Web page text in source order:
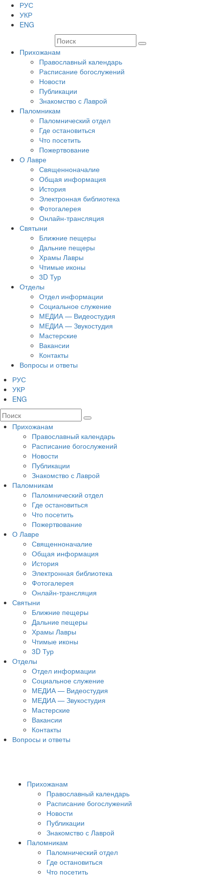
РУС
УКР
ENG
Прихожанам
Православный календарь
Расписание богослужений
Новости
Публикации
Знакомство с Лаврой
Паломникам
Паломнический отдел
Где остановиться
Что посетить
Пожертвование
О Лавре
Священноначалие
Общая информация
История
Электронная библиотека
Фотогалерея
Онлайн-трансляция
Святыни
Ближние пещеры
Дальние пещеры
Храмы Лавры
Чтимые иконы
3D Тур
Отделы
Отдел информации
Социальное служение
МЕДИА — Видеостудия
МЕДИА — Звукостудия
Мастерские
Вакансии
Контакты
Вопросы и ответы
РУС
УКР
ENG
Прихожанам
Православный календарь
Расписание богослужений
Новости
Публикации
Знакомство с Лаврой
Паломникам
Паломнический отдел
Где остановиться
Что посетить
Пожертвование
О Лавре
Священноначалие
Общая информация
История
Электронная библиотека
Фотогалерея
Онлайн-трансляция
Святыни
Ближние пещеры
Дальние пещеры
Храмы Лавры
Чтимые иконы
3D Тур
Отделы
Отдел информации
Социальное служение
МЕДИА — Видеостудия
МЕДИА — Звукостудия
Мастерские
Вакансии
Контакты
Вопросы и ответы
Прихожанам
Православный календарь
Расписание богослужений
Новости
Публикации
Знакомство с Лаврой
Паломникам
Паломнический отдел
Где остановиться
Что посетить